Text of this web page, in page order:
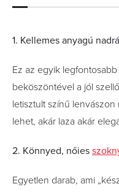
1. Kellemes anyagú
Ez az egyik
beköszöntével a jól
letisztult színű
lehet, akár laza akár
2. Könnyed, nőies
Egyetlen darab, ami